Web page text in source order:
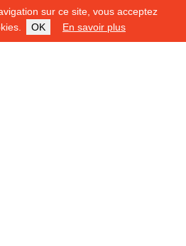
sur ce site, vous acceptez
OK En savoir plus